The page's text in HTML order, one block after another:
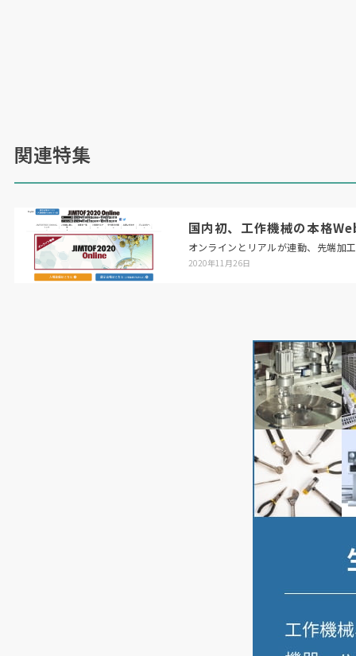
関連特集
国内初、工作機械の本格
オンラインとリアルが連動、先端加
2020年11月26日